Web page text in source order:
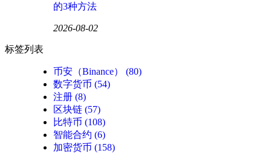
的3种方法
2026-08-02
标签列表
币安（Binance）
(80)
数字货币 (54)
注册 (8)
区块链 (57)
比特币 (108)
智能合约 (6)
加密货币 (158)